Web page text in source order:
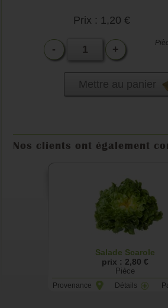
Prix : 1,20 €
- +
Mettre au panier
Nos clients ont également
Salade Scarole
prix : 2,80 €
Pièce
Provenance Détails